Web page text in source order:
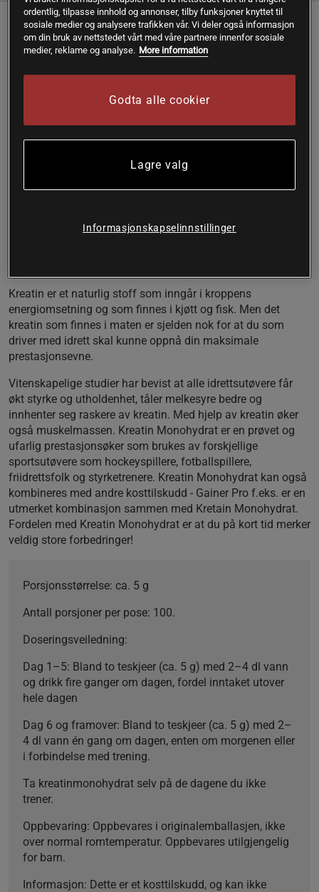
Creatine Monohydrate - Kreatin gir deg en rask
økning av muskelvolum og styrke. Kreatin brukes av
100 % mikronisert kreatin
Kan brukes året rundt
Kreatin gir en rask økning av muskelvolum og styrke.
100% rent mikronisert Kreatin.
Kreatin er et naturlig stoff som inngår i kroppens
energiomsetning og som finnes i kjøtt og fisk. Men det
kreatin som finnes i maten er sjelden nok for at du som
driver med idrett skal kunne oppnå din maksimale
prestasjonsevne.
Vitenskapelige studier har bevist at alle idrettsutøvere får
økt styrke og utholdenhet, tåler melkesyre bedre og
innhenter seg raskere av kreatin. Med hjelp av kreatin øker
også muskelmassen. Kreatin Monohydrat er en prøvet og
ufarlig prestasjonsøker som brukes av forskjellige
sportsutøvere som hockeyspillere, fotballspillere,
friidrettsfolk og styrketrenere. Kreatin Monohydrat kan også
kombineres med andre kosttilskudd - Gainer Pro f.eks. er en
utmerket kombinasjon sammen med Kretain Monohydrat.
Fordelen med Kreatin Monohydrat er at du på kort tid merker
veldig store forbedringer!
Porsjonsstørrelse: ca. 5 g
Antall porsjoner per pose: 100.
Doseringsveiledning:
Dag 1–5: Bland to teskjeer (ca. 5 g) med 2–4 dl vann
og drikk fire ganger om dagen, fordel inntaket utover
hele dagen
Dag 6 og framover: Bland to teskjeer (ca. 5 g) med 2–
4 dl vann én gang om dagen, enten om morgenen eller
i forbindelse med trening.
Ta kreatinmonohydrat selv på de dagene du ikke
trener.
Oppbevaring: Oppbevares i originalemballasjen, ikke
over normal romtemperatur. Oppbevares utilgjengelig
for barn.
Informasjon: Dette er et kosttilskudd, og kan ikke
ordentlig, tilpasse innhold og annonser, tilby funksjoner knyttet til
sosiale medier og analysere trafikken vår. Vi deler også informasjon
om din bruk av nettstedet vårt med våre partnere innenfor sosiale
medier, reklame og analyse. More information
Godta alle cookier
Lagre valg
Informasjonskapselinnstillinger